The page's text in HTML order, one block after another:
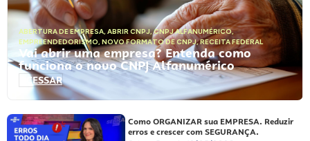
ABERTURA DE EMPRESA, ABRIR CNPJ,CNPJ ALFANUMÉRICO,
EMPREENDEDORISMO, NOVO FORMATO DE CNPJ,RECEITA FEDERAL
Vai abrir uma empresa? Entenda como
funciona o novo CNPJ Alfanumérico
ACESSAR
Como ORGANIZAR sua EMPRESA. Reduzir
erros e crescer com SEGURANÇA.